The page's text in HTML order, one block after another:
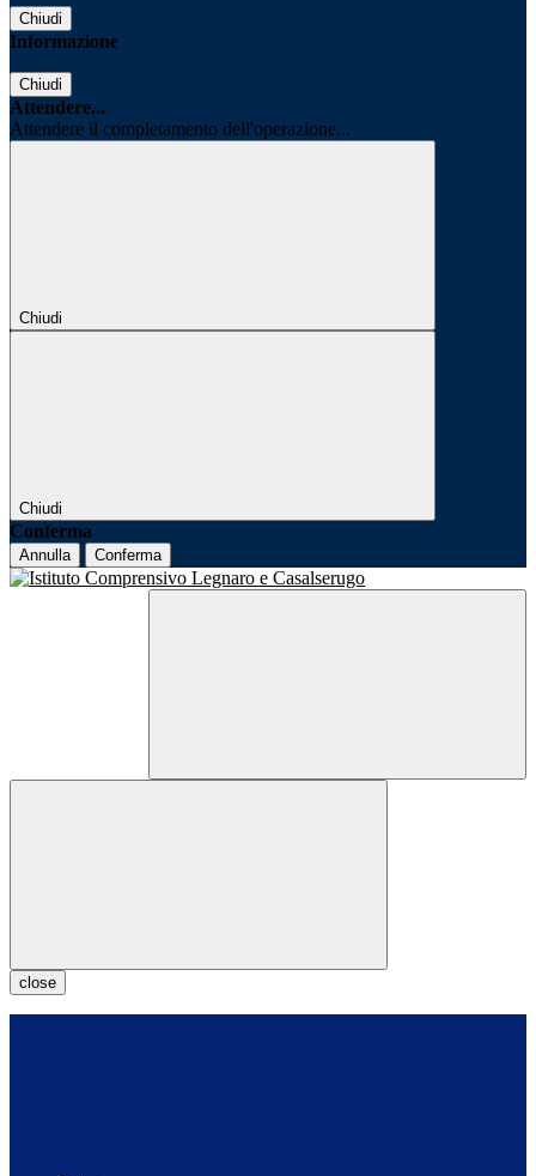
Chiudi
Informazione
Chiudi
Attendere...
Attendere il completamento dell'operazione...
Chiudi
Chiudi
Conferma
Annulla Conferma
close